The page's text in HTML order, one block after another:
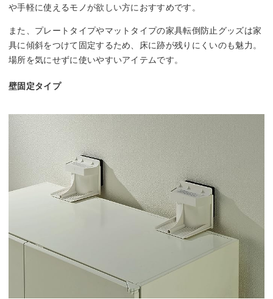
や手軽に使えるモノが欲しい方におすすめです。
また、プレートタイプやマットタイプの家具転倒防止グッズは家
具に傾斜をつけて固定するため、床に跡が残りにくいのも魅力。
場所を気にせずに使いやすいアイテムです。
壁固定タイプ